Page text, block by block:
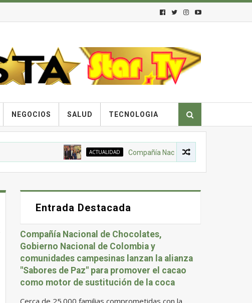
NEGOCIOS SALUD TECNOLOGIA
ACTUALIDAD Compañía Nacional de Chocolates,
Entrada Destacada
Compañía Nacional de Chocolates,
Gobierno Nacional de Colombia y
comunidades campesinas lanzan la alianza
"Sabores de Paz" para promover el cacao
como motor de sustitución de la coca
Cerca de 25.000 familias comprometidas con la